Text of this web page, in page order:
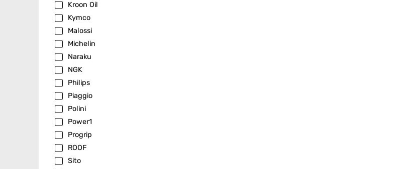
Kroon Oil
Kymco
Malossi
Michelin
Naraku
NGK
Philips
Piaggio
Polini
Power1
Progrip
ROOF
Sito